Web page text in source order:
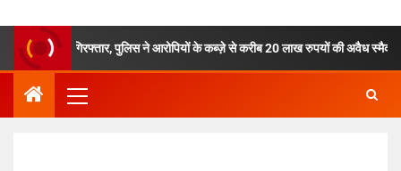
पुलिस ने आरोपियों के कब्ज़े से करीब 20 लाख रुपयों की अवैध स्मैक की